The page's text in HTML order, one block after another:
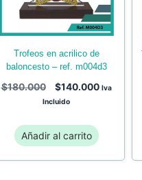
trofeos en acrilico de
baloncesto – ref. m004d3
$180.000 $140.000 Iva
Incluido
Añadir al carrito